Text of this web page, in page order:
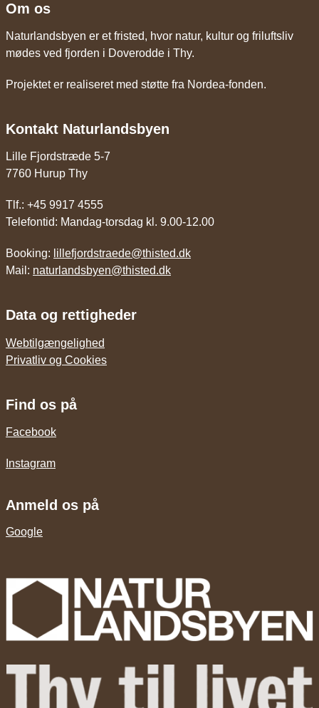
Om os
Naturlandsbyen er et fristed, hvor natur, kultur og friluftsliv
mødes ved fjorden i Doverodde i Thy.
Projektet er realiseret med støtte fra Nordea-fonden.
Kontakt Naturlandsbyen
Lille Fjordstræde 5-7
7760 Hurup Thy
Tlf.: +45 9917 4555
Telefontid: Mandag-torsdag kl. 9.00-12.00
Booking: lillefjordstraede@thisted.dk
Mail: naturlandsbyen@thisted.dk
Data og rettigheder
Webtilgængelighed
Privatliv og Cookies
Find os på
Facebook
Instagram
Anmeld os på
Google